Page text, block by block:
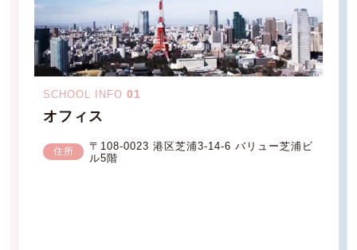
SCHOOL INFO 01
オフィス
住所
〒108-0023 港区芝浦3-14-6 バリュー芝浦ビ
ル5階